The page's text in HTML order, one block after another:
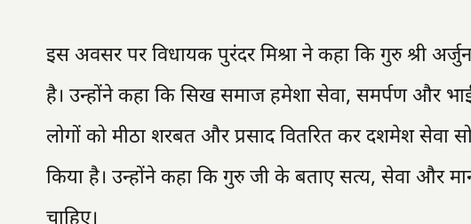
इस अवसर पर विधायक पुरंदर मिश्रा ने कहा कि गुरु श्री
है। उन्होंने कहा कि सिख समाज हमेशा सेवा, समर्पण और
लोगों को मीठा शरबत और प्रसाद वितरित कर दशमेश सेवा
किया है। उन्होंने कहा कि गुरु जी के बताए सत्य, सेवा और